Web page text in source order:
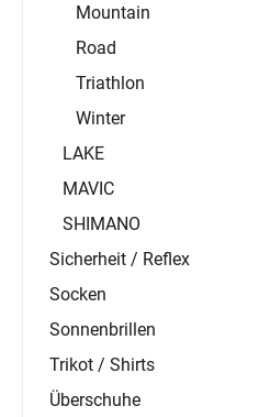
Mountain
Road
Triathlon
Winter
LAKE
MAVIC
SHIMANO
Sicherheit / Reflex
Socken
Sonnenbrillen
Trikot / Shirts
Überschuhe